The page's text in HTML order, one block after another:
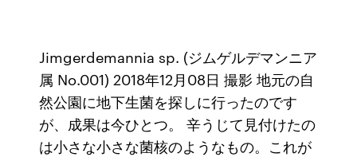
Jimgerdemannia sp. (ジムゲルデマンニア
属 No.001) 2018年12月08日 撮影 地元の自
然公園に地下生菌を探しに行ったのです
が、成果は今ひとつ。 辛うじて見付けたの
は小さな小さな菌核のようなもの。これが